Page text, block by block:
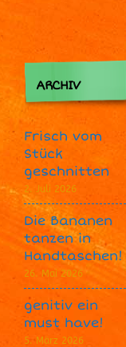
ARCHIV
Frisch vom
Stück
geschnitten
2. Juli 2026
Die Bananen
tanzen in
Handtaschen!
26. Mai 2026
genitiv ein
must have!
5. März 2026